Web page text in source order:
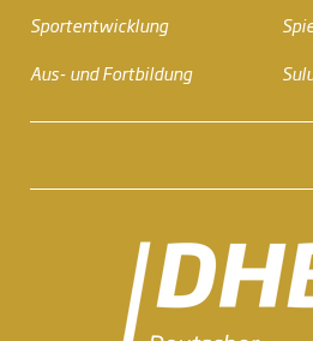
Sportentwicklung
Aus- und Fortbildung